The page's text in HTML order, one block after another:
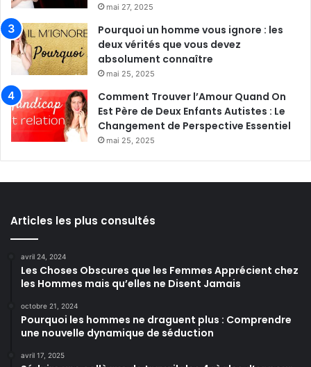
mai 27, 2025
Pourquoi un homme vous ignore : les
deux vérités que vous devez
absolument connaître
mai 25, 2025
Comment Trouver l’Amour Quand On
Est Père de Deux Enfants Autistes : Le
Changement de Perspective Essentiel
mai 25, 2025
Articles les plus consultés
avril 24, 2024
Les Choses Obscures que les Femmes Apprécient chez
les Hommes mais qu’elles ne Disent Jamais
octobre 21, 2024
Pourquoi les hommes ne draguent plus : Comprendre
une nouvelle dynamique de séduction
avril 17, 2025